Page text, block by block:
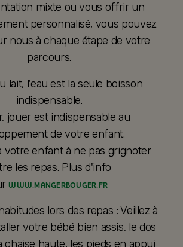
mixte ou vous offrir un
personnalisé, vous pouvez
nous à chaque étape de votre
parcours.
lait, l'eau est la seule boisson
indispensable.
jouer est indispensable au
de votre enfant.
votre enfant à ne pas grignoter
les repas. Plus d'info
WWW.MANGERBOUGER.FR
lors des repas : Veillez à
votre bébé bien assis, le dos
chaise haute, les pieds en appui